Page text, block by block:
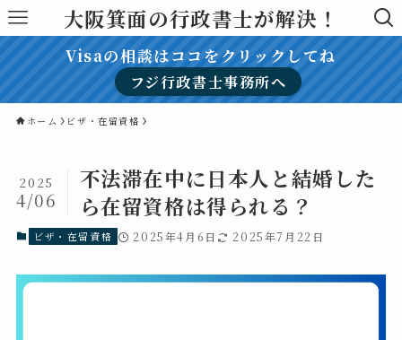
大阪箕面の行政書士が解決！
Visaの相談はココをクリックしてね
フジ行政書士事務所へ
ホーム ビザ・在留資格
不法滞在中に日本人と結婚した
ら在留資格は得られる？
2025
4/06
ビザ・在留資格 2025年4月6日 2025年7月22日